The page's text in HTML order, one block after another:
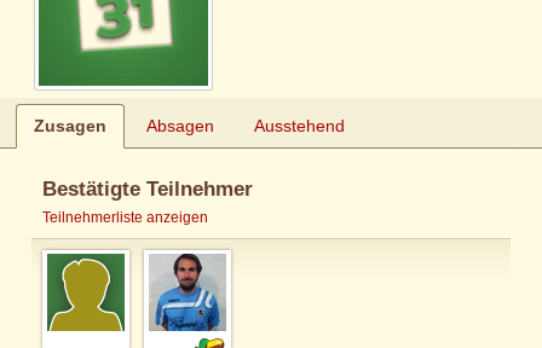
Zusagen Absagen Ausstehend
Bestätigte Teilnehmer
Teilnehmerliste anzeigen